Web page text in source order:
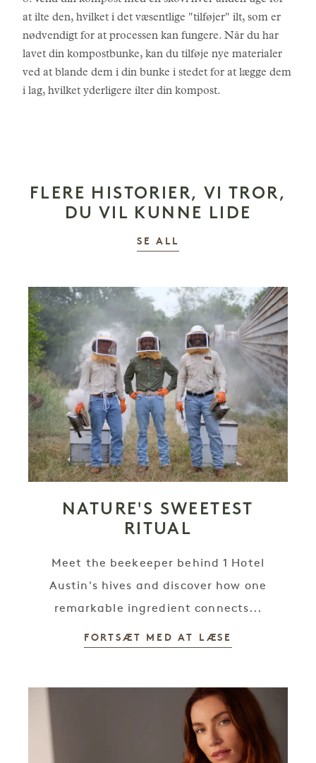
at ilte den, hvilket i det væsentlige "tilføjer" ilt, som er
nødvendigt for at processen kan fungere. Når du har
lavet din kompostbunke, kan du tilføje nye materialer
ved at blande dem i din bunke i stedet for at lægge dem
i lag, hvilket yderligere ilter din kompost.
FLERE HISTORIER, VI TROR,
DU VIL KUNNE LIDE
SE ALL
NATURE'S SWEETEST
RITUAL
Meet the beekeeper behind 1 Hotel
Austin's hives and discover how one
remarkable ingredient connects...
FORTSÆT MED AT LÆSE